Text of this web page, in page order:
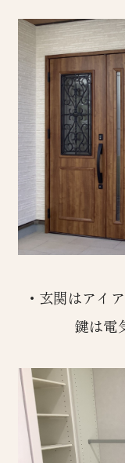
・玄関はアイ
鍵は電